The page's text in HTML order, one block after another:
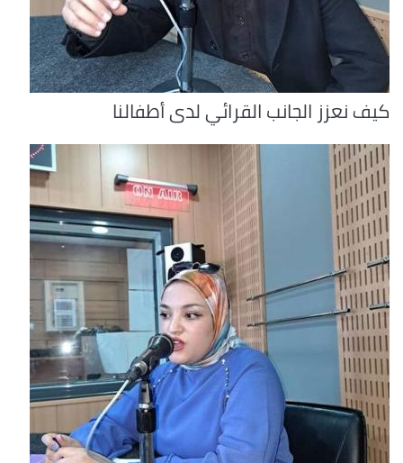
كيف نعزز الجانب القرائي لدى أطفالنا